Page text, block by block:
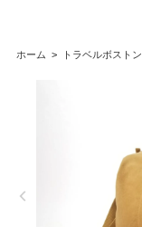
ホーム > トラベルボストン